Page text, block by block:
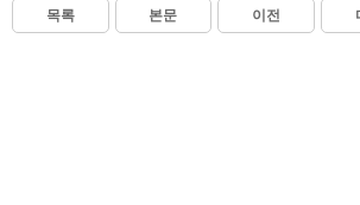
목록 본문 이전